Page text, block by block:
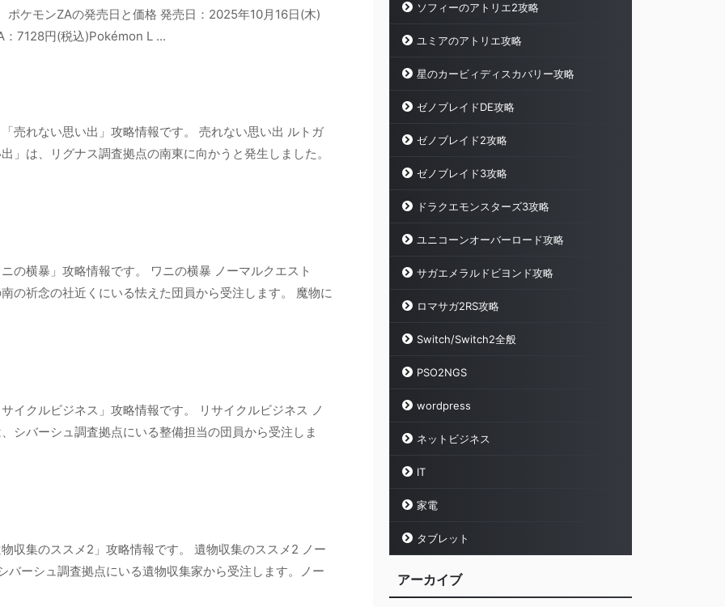
ポケモンZAの発売日と価格 発売日：2025年10月16日(木)
7128円(税込)Pokémon L ...
売れない思い出」攻略情報です。 売れない思い出 ルトガ
」は、リグナス調査拠点の南東に向かうと発生しました。
の横暴」攻略情報です。 ワニの横暴 ノーマルクエスト
の祈念の社近くにいる怯えた団員から受注します。 魔物に
イクルビジネス」攻略情報です。 リサイクルビジネス ノ
シバーシュ調査拠点にいる整備担当の団員から受注しま
収集のススメ2」攻略情報です。 遺物収集のススメ2 ノー
バーシュ調査拠点にいる遺物収集家から受注します。ノー
ソフィーのアトリエ2攻略
ユミアのアトリエ攻略
星のカービィディスカバリー攻略
ゼノブレイドDE攻略
ゼノブレイド2攻略
ゼノブレイド3攻略
ドラクエモンスターズ3攻略
ユニコーンオーバーロード攻略
サガエメラルドビヨンド攻略
ロマサガ2RS攻略
Switch/Switch2全般
PSO2NGS
wordpress
ネットビジネス
IT
家電
タブレット
アーカイブ